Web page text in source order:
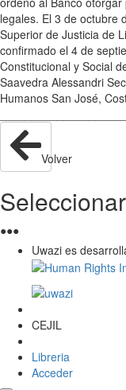
legales. El 3 de octubre
Superior de Justicia de
confirmado el 4 de
Constitucional y Social
Saavedra Alessandri
Humanos San José,
Volver
●●●
Uwazi es
CEJIL
Libreria
Acceder